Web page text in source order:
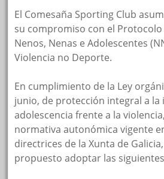
El Comesaña Sporting Club
su compromiso con el
Nenos, Nenas e Adolescentes
Violencia no Deporte.
En cumplimiento de la Ley
junio, de protección integral a la
adolescencia frente a la
normativa autonómica vigente
directrices de la Xunta de
propuesto adoptar las